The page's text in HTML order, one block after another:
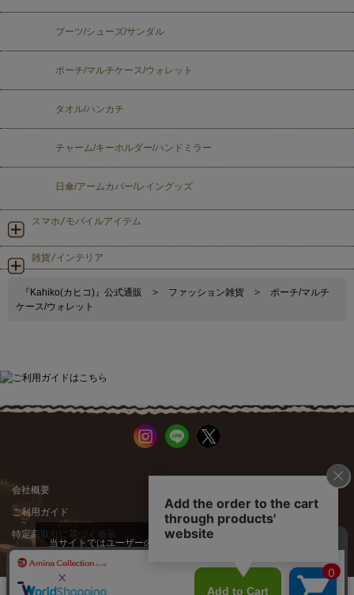
ブーツ/シューズ/サンダル
ポーチ/マルチケース/ウォレット
タオル/ハンカチ
チャーム/キーホルダー/ハンドミラー
日傘/アームカバー/レイングッズ
スマホ/モバイルアイテム
雑貨/インテリア
『Kahiko(カヒコ)』公式通販 > ファッション雑貨 >
ポーチ/マルチ
ケース/ウォレット
会社概要
ご利用ガイド
店舗一覧
特定商取引に基づく表示
プライバシーポリシー
スマートフォン | PCサイト
当サイトではユーザーの利便性向